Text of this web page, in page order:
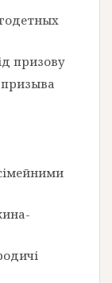
призову
призыва